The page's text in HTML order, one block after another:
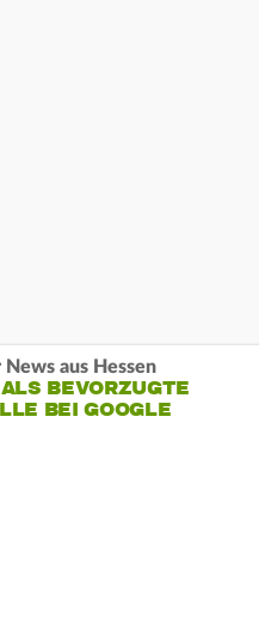
News aus Hessen
BEVORZUGTE
BEI GOOGLE